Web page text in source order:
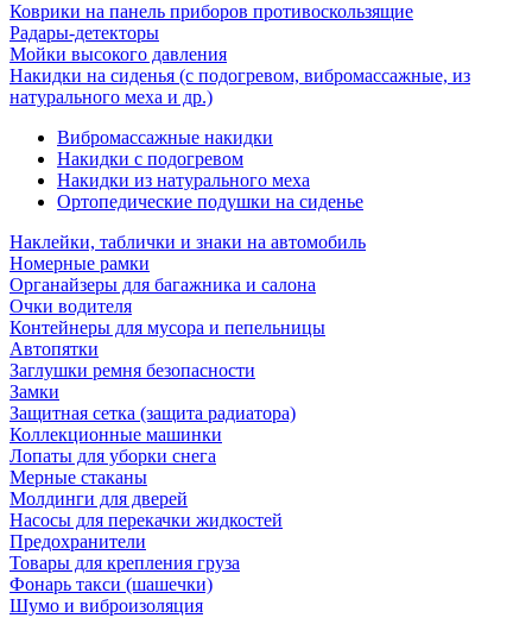
Коврики на панель приборов противоскользящие
Радары-детекторы
Мойки высокого давления
Накидки на сиденья (с подогревом, вибромассажные, из
натурального меха и др.)
Вибромассажные накидки
Накидки с подогревом
Накидки из натурального меха
Ортопедические подушки на сиденье
Наклейки, таблички и знаки на автомобиль
Номерные рамки
Органайзеры для багажника и салона
Очки водителя
Контейнеры для мусора и пепельницы
Автопятки
Заглушки ремня безопасности
Замки
Защитная сетка (защита радиатора)
Коллекционные машинки
Лопаты для уборки снега
Мерные стаканы
Молдинги для дверей
Насосы для перекачки жидкостей
Предохранители
Товары для крепления груза
Фонарь такси (шашечки)
Шумо и виброизоляция